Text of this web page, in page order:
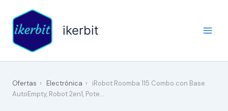
contenido
ikerbit
Ofertas › Electrónica ›
iRobot Roomba 115 Combo con Base
AutoEmpty, Robot 2en1, Pote…